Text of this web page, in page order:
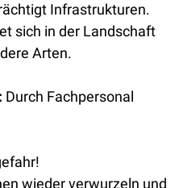
Infrastrukturen.
sich in der Landschaft
Arten.
Durch Fachpersonal
wieder verwurzeln und